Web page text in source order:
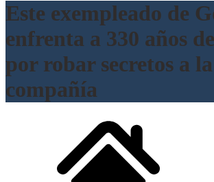
Este exempleado de
enfrenta a 330 años
por robar secretos a la
compañía